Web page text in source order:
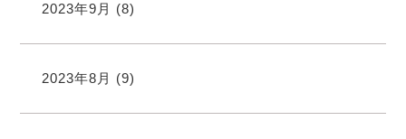
2023年9月 (8)
2023年8月 (9)